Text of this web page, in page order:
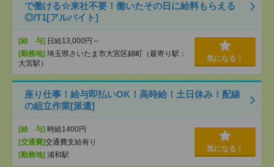
で働ける☆来社不要！働いたその日に給料もらえる
◎/T1[アルバイト]
[給 与] 日給13,000円～
[勤務地] 埼玉県さいたま市大宮区錦町（最寄り駅：
大宮駅）
気になる！
座り仕事！給与即払いOK！高時給！土日休み！配線
の組立作業[派遣]
[給 与] 時給1400円
[交通費]交通費支給有り
[勤務地] 浦和駅
気になる！